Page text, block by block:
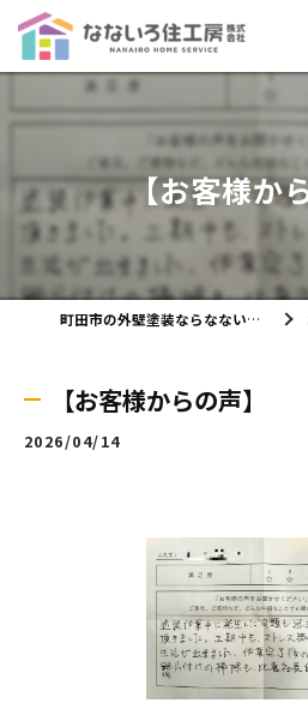
【お客様か
町田市の外壁塗装ならなないろ住工房株式会社
【お客様からの声】
2026/04/14